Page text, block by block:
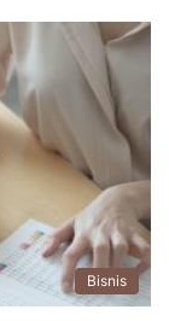
Bisnis